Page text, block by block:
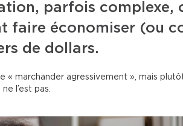
parfois complexe,
faire économiser (ou
de dollars.
« marchander agressivement », mais
l’est pas.